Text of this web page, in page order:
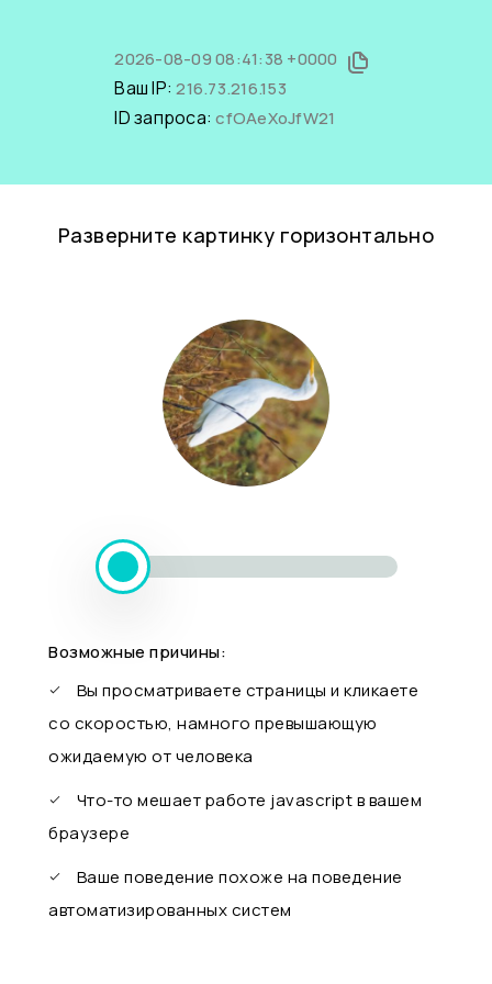
2026-08-09 08:41:38 +0000
Ваш IP:216.73.216.153
ID запроса:cfOAeXoJfW21
Разверните картинку горизонтально
Возможные причины:
Вы просматриваете страницы и кликаете
со скоростью, намного превышающую
ожидаемую от человека
Что-то мешает работе javascript в вашем
браузере
Ваше поведение похоже на поведение
автоматизированных систем